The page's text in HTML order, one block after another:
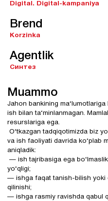
Digital. Digital-kampaniya
Brend
Korzinka
Agentlik
Синтез
Muammo
Jahon bankining
ish bilan ta‘minlanmagan.
resurslariga ega.
O‘tkazgan tadqiqotimizda biz
va ish faoliyati davrida ko‘plab
aniqladik:
— ish tajribasiga ega
yo‘qligi;
— ishga faqat tanish-bilish yoki
qilinishi;
— ishga rasmiy ravishda qabul